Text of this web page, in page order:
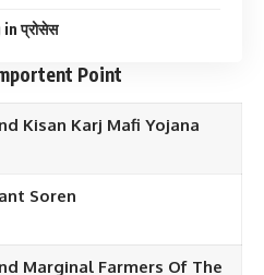
in प्रोसेस
Point
Kisan Karj Mafi Yojana
Soren
Marginal Farmers Of The